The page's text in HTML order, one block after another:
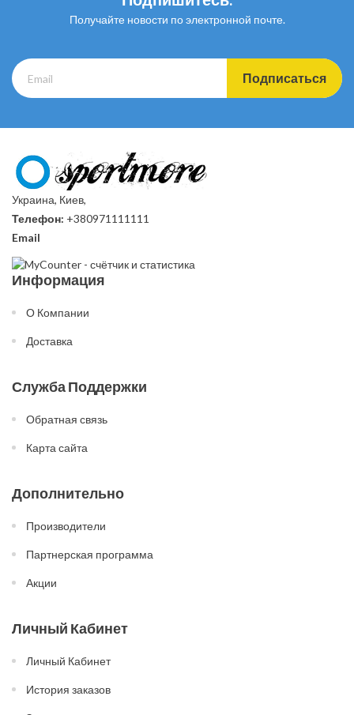
Получайте новости по электронной почте.
Подписаться
Украина, Киев,
Телефон: +380971111111
Email
Информация
О Компании
Доставка
Служба Поддержки
Обратная связь
Карта сайта
Дополнительно
Производители
Партнерская программа
Акции
Личный Кабинет
Личный Кабинет
История заказов